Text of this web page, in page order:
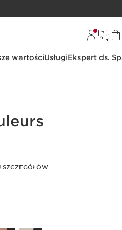
wartościUsługiEkspert ds.
SZCZEGÓŁÓW